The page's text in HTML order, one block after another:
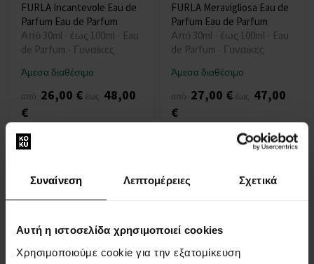
Συναίνεση Λεπτομέρειες Σχετικά
Αυτή η ιστοσελίδα χρησιμοποιεί cookies
Χρησιμοποιούμε cookie για την εξατομίκευση
FURLA Incantevole Eau de
Parfum Eau de Parfum
Από 30ml - έως 100ml - Eau
de Parfum - Γυναίκες
Άμεσα διαθέσιμο
από 26,00 € έως 48,00
€
FURLA Meravigliosa Eau de
Parfum Eau de Parfum
Από 30ml - έως 100ml - Eau
de Parfum - Γυναίκες
Άμεσα διαθέσιμο
από 27,00 € έως 47,00
€
Eau de Parfum
Από 30ml - έως 100ml - Eau